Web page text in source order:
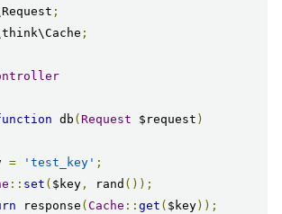
;
;
db ( Request $request )
= 'test_key' ;
:: set ( $key , rand ());
response ( Cache :: get ( $key));